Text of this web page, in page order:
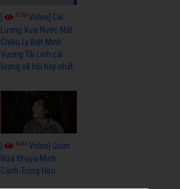
5740Video] Cải
Lương Xưa Nước Mắt
Chiều Ly Biệt Minh
Vương Tài Linh cải
lương xã hội hay nhất
6043Video] Quán
Nửa Khuya-Minh
Cảnh-Trọng Hữu